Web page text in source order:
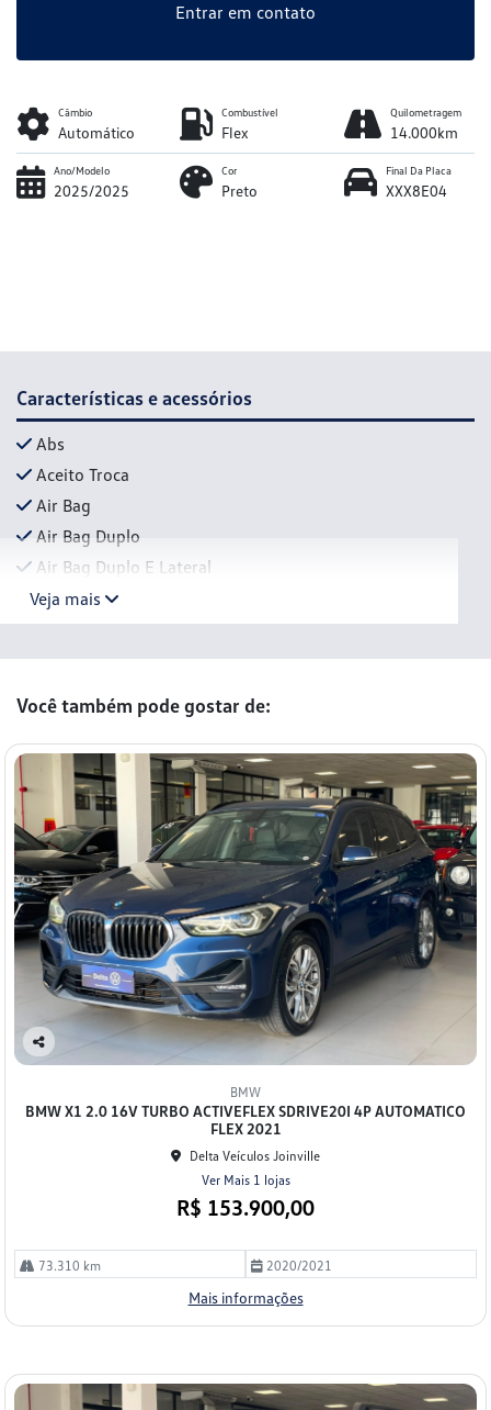
Entrar em contato
Câmbio
Automático
Combustível
Flex
Quilometragem
14.000km
Ano/Modelo
2025/2025
Cor
Preto
Final Da Placa
XXX8E04
Características e acessórios
Abs
Aceito Troca
Air Bag
Air Bag Duplo
Air Bag Duplo E Lateral
Veja mais
Você também pode gostar de:
Co
lhe
BMW
BMW X1 2.0 16V TURBO ACTIVEFLEX SDRIVE20I 4P AUTOMATICO
FLEX 2021
Delta Veículos Joinville
Ver Mais 1 lojas
R$ 153.900,00
73.310 km 2020/2021
Mais informações